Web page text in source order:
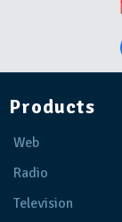
Products
Web
Radio
Television